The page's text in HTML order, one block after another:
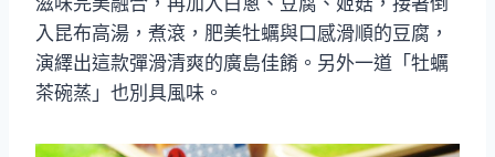
入昆布高湯，煮滾，肥美牡蠣與口感滑順的豆腐，
演繹出這款彈滑清爽的廣島佳餚。另外一道「牡蠣
茶碗蒸」也別具風味。